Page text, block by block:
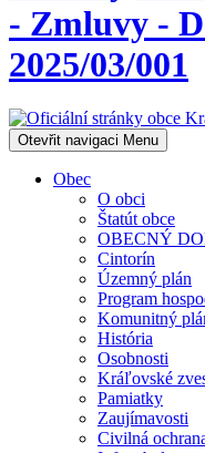
- Zmluvy -
2025/03/001
Otevřit navigaci Menu
Obec
O obci
Štatút obce
OBECNÝ
Cintorín
Územný plán
Program
Komunitný
História
Osobnosti
Kráľovské
Pamiatky
Zaujímavosti
Civilná